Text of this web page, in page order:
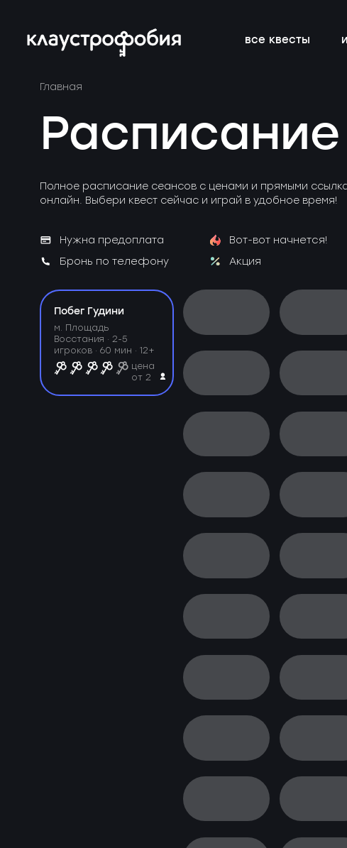
все квесты
без актёров
Квесты для
новичкам о квестах
подарочные
блог вакансии
Главная
Полное расписание сеансов с ценами и прямыми
онлайн. Выбери квест сейчас и играй в удобное время!
Нужна предоплата
Вот-вот начнется!
Бронь по телефону
Акция
Побег Гудини
м. Площадь
Восстания ·2-5
игроков · 60 мин · 12+
цена
от 2